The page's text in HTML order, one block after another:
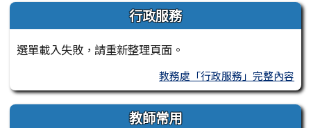
行政服務
選單載入失敗，請重新整理頁面。
教務處「行政服務」完整內容
教師常用